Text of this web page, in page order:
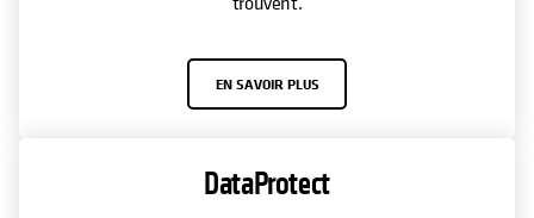
EN SAVOIR PLUS
DataProtect